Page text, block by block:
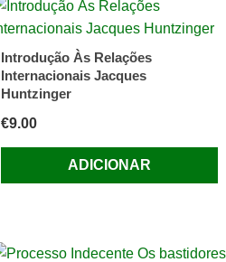
Introdução Às Relações
Internacionais Jacques
Huntzinger
€9.00
ADICIONAR